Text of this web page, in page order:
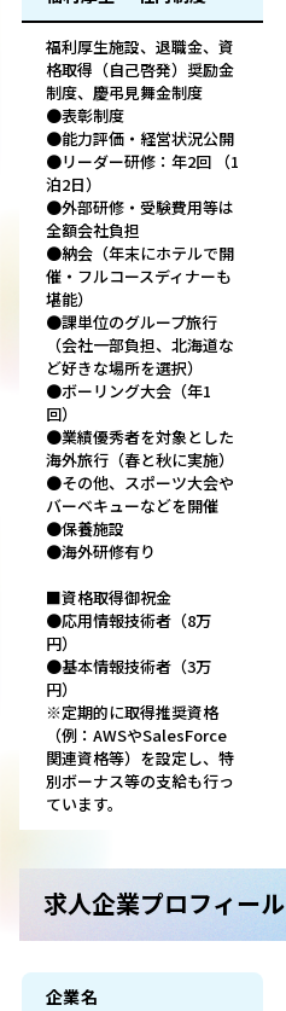
福利厚生施設、退職金、資
格取得（自己啓発）奨励金
制度、慶弔見舞金制度
●表彰制度
●能力評価・経営状況公開
●リーダー研修：年2回 （1
泊2日）
●外部研修・受験費用等は
全額会社負担
●納会（年末にホテルで開
催・フルコースディナーも
堪能）
●課単位のグループ旅行
（会社一部負担、北海道な
ど好きな場所を選択）
●ボーリング大会（年1
回）
●業績優秀者を対象とした
海外旅行（春と秋に実施）
●その他、スポーツ大会や
バーベキューなどを開催
●保養施設
●海外研修有り
■資格取得御祝金
●応用情報技術者（8万
円）
●基本情報技術者（3万
円）
※定期的に取得推奨資格
（例：AWSやSalesForce
関連資格等）を設定し、特
別ボーナス等の支給も行っ
ています。
求人企業プロフィール
企業名